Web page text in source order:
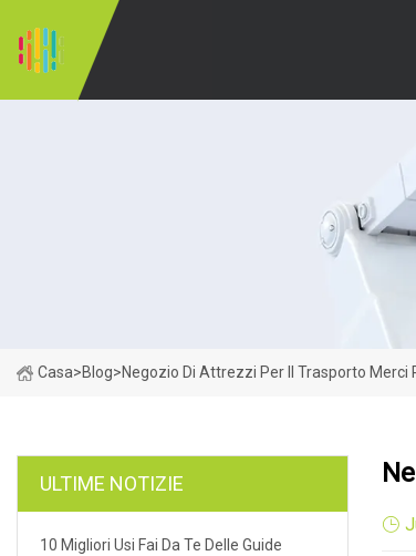
Casa>Blog>Negozio Di Attrezzi Per Il Trasporto Merci
ULTIME NOTIZIE
10 Migliori Usi Fai Da Te Delle Guide